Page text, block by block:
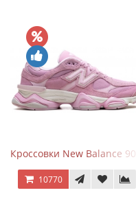
Кроссовки New Balance
10770